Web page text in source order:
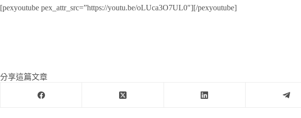
[pexyoutube pex_attr_src=”https://youtu.be/oLUca3O7UL0″][/pexyoutube]
分享這篇文章